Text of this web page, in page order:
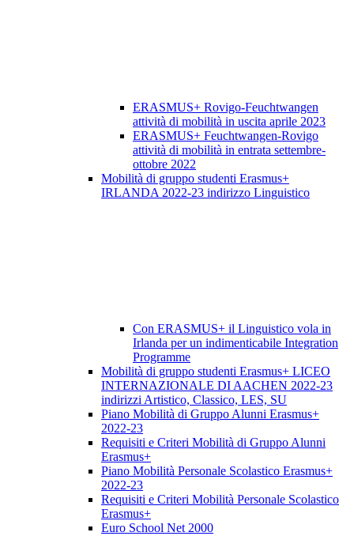
ERASMUS+ Rovigo-Feuchtwangen
attività di mobilità in uscita aprile 2023
ERASMUS+ Feuchtwangen-Rovigo
attività di mobilità in entrata settembre-
ottobre 2022
Mobilità di gruppo studenti Erasmus+
IRLANDA 2022-23 indirizzo Linguistico
Con ERASMUS+ il Linguistico vola in
Irlanda per un indimenticabile Integration
Programme
Mobilità di gruppo studenti Erasmus+ LICEO
INTERNAZIONALE DI AACHEN 2022-23
indirizzi Artistico, Classico, LES, SU
Piano Mobilità di Gruppo Alunni Erasmus+
2022-23
Requisiti e Criteri Mobilità di Gruppo Alunni
Erasmus+
Piano Mobilità Personale Scolastico Erasmus+
2022-23
Requisiti e Criteri Mobilità Personale Scolastico
Erasmus+
Euro School Net 2000